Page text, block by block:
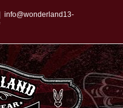
info@wonderland13-